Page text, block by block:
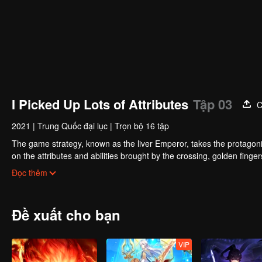
I Picked Up Lots of Attributes Tập 03
2021 | Trung Quốc đại lục | Trọn bộ 16 tập
The game strategy, known as the liver Emperor, takes the
on the attributes and abilities brought by the crossing, golden
powerful enemies along the way and gained countless skills. He
Xuanwu Kingdom that came to provoke; then, at the request of
Đọc thêm
Đề xuất cho bạn
VIP